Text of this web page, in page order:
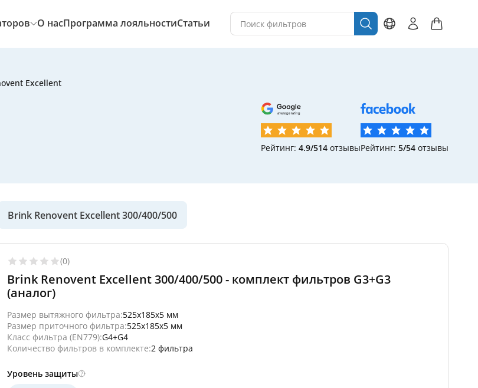
О насПрограмма лояльностиСтатьи
Excellent
Рейтинг: 4.9/514 отзывыРейтинг: 5/54 отзывы
Brink Renovent Excellent 300/400/500
(0)
Brink Renovent Excellent 300/400/500 - комплект фильтров G3+G3
(аналог)
Размер вытяжного фильтра:525x185x5 мм
Размер приточного фильтра:525x185x5 мм
Класс фильтра (EN779):G4+G4
Количество фильтров в комплекте:2 фильтра
Уровень защиты